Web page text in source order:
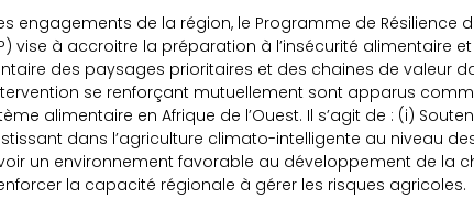
engagements de la région, le Programme de Résilience
vise à accroitre la préparation à l’insécurité alimentaire
des paysages prioritaires et des chaines de valeur
se renforçant mutuellement sont apparus
alimentaire en Afrique de l’Ouest. Il s’agit de : (i)
dans l’agriculture climato-intelligente au niveau
un environnement favorable au développement de la
la capacité régionale à gérer les risques agricoles.